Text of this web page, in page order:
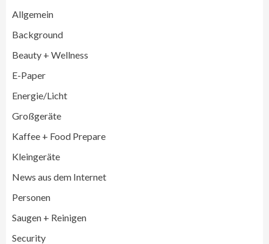
Allgemein
Background
Beauty + Wellness
E-Paper
Energie/Licht
Großgeräte
Kaffee + Food Prepare
Kleingeräte
News aus dem Internet
Personen
Saugen + Reinigen
Security
3
LG feiert 10 Jahre InstaView
steigern Frequenz und Umsatz im